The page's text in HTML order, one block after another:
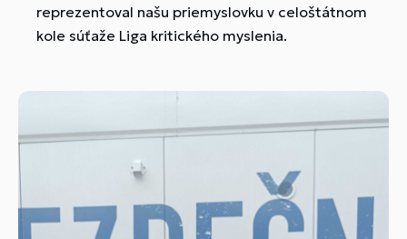
reprezentoval našu priemyslovku v celoštátnom
kole súťaže Liga kritického myslenia.